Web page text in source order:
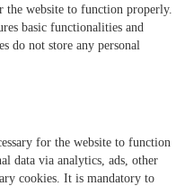
the website to function properly.
basic functionalities and
do not store any personal
for the website to function
data via analytics, ads, other
cookies. It is mandatory to